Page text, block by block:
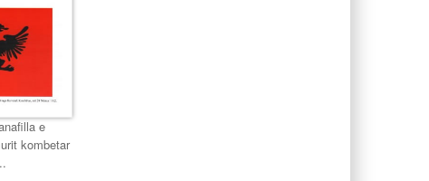
e
kombetar